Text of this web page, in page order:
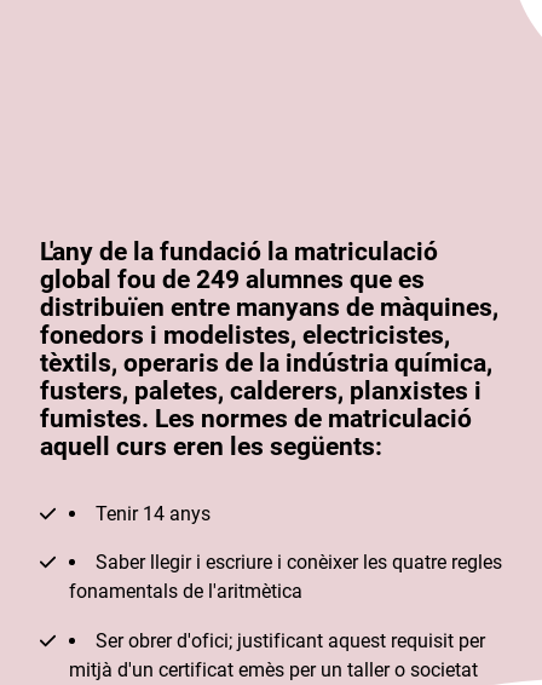
L'any de la fundació la matriculació
global fou de 249 alumnes que es
distribuïen entre manyans de màquines,
fonedors i modelistes, electricistes,
tèxtils, operaris de la indústria química,
fusters, paletes, calderers, planxistes i
fumistes. Les normes de matriculació
aquell curs eren les següents:
Tenir 14 anys
Saber llegir i escriure i conèixer les quatre regles
fonamentals de l'aritmètica
Ser obrer d'ofici; justificant aquest requisit per
mitjà d'un certificat emès per un taller o societat